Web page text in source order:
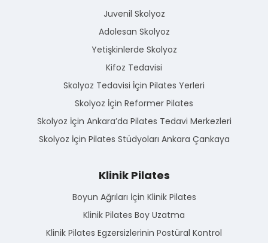
Juvenil Skolyoz
Adolesan Skolyoz
Yetişkinlerde Skolyoz
Kifoz Tedavisi
Skolyoz Tedavisi İçin Pilates Yerleri
Skolyoz İçin Reformer Pilates
Skolyoz İçin Ankara’da Pilates Tedavi Merkezleri
Skolyoz İçin Pilates Stüdyoları Ankara Çankaya
Klinik Pilates
Boyun Ağrıları İçin Klinik Pilates
Klinik Pilates Boy Uzatma
Klinik Pilates Egzersizlerinin Postüral Kontrol